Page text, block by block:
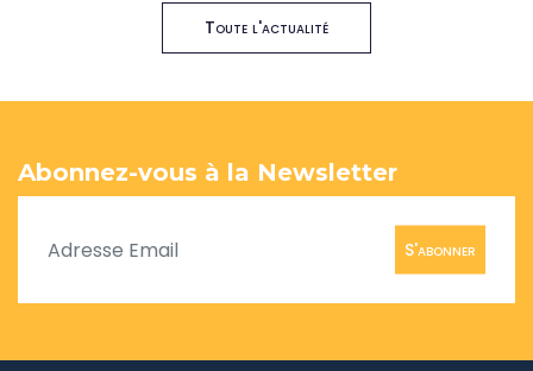
Toute l'actualité
Abonnez-vous à la Newsletter
S'abonner